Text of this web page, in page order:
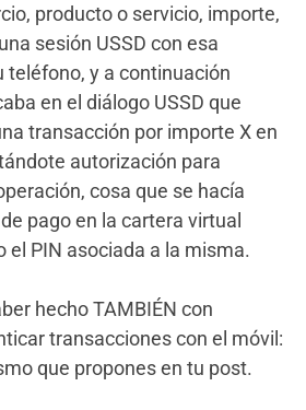
producto o servicio, importe,
sesión USSD con esa
teléfono, y a continuación
en el diálogo USSD que
transacción por importe X en
autorización para
cosa que se hacía
pago en la cartera virtual
el PIN asociada a la misma.
hecho TAMBIÉN con
transacciones con el móvil:
que propones en tu post.